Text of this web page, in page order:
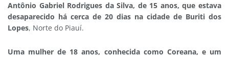
Antônio Gabriel Rodrigues da Silva, de 15 anos, que estava
desaparecido há cerca de 20 dias na cidade de Buriti dos
Lopes, Norte do Piauí.
Uma mulher de 18 anos, conhecida como Coreana, e um